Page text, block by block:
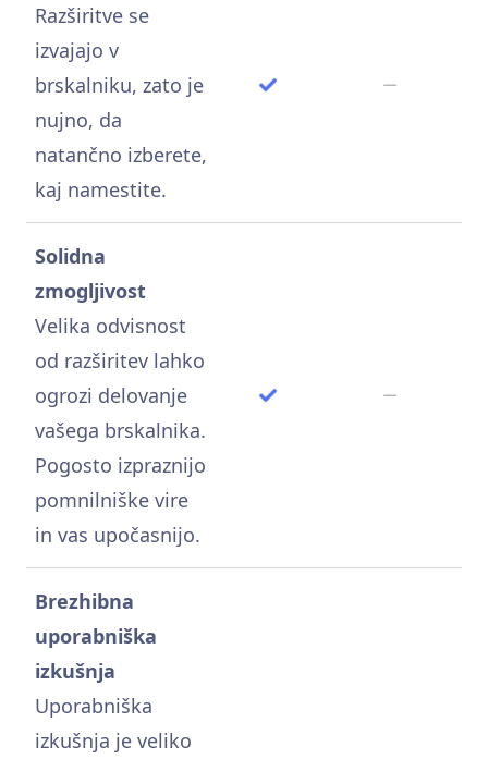
Razširitve se
izvajajo v
brskalniku, zato je
nujno, da
natančno izberete,
kaj namestite.
Solidna
zmogljivost
Velika odvisnost
od razširitev lahko
ogrozi delovanje
vašega brskalnika.
Pogosto izpraznijo
pomnilniške vire
in vas upočasnijo.
Brezhibna
uporabniška
izkušnja
Uporabniška
izkušnja je veliko